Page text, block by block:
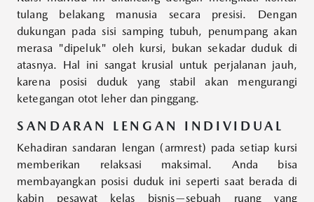
tulang belakang manusia secara presisi. Dengan
dukungan pada sisi samping tubuh, penumpang akan
merasa "dipeluk" oleh kursi, bukan sekadar duduk di
atasnya. Hal ini sangat krusial untuk perjalanan jauh,
karena posisi duduk yang stabil akan mengurangi
ketegangan otot leher dan pinggang.
SANDARAN LENGAN INDIVIDUAL
Kehadiran sandaran lengan (armrest) pada setiap kursi
memberikan relaksasi maksimal. Anda bisa
membayangkan posisi duduk ini seperti saat berada di
kabin pesawat kelas bisnis—sebuah ruang yang